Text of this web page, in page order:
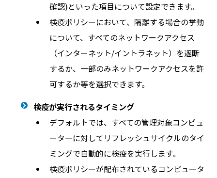
確認)といった項目について設定できます。
検疫ポリシーにおいて、隔離する場合の挙動
について、すべてのネットワークアクセス
（インターネット/イントラネット）を遮断
するか、一部のみネットワークアクセスを許
可するか等を選択できます。
検疫が実行されるタイミング
デフォルトでは、すべての管理対象コンピュ
ーターに対してリフレッシュサイクルのタイ
ミングで自動的に検疫を実行します。
検疫ポリシーが配布されているコンピュータ